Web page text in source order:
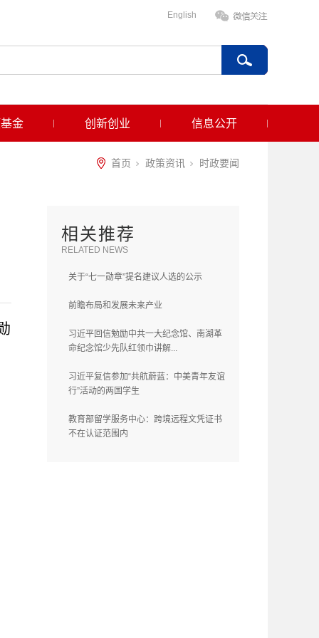
English
金 创新创业 信息公开
首页 政策资讯 时政要闻
相关推荐
RELATED NEWS
关于“七一勋章”提名建议人选的公示
前瞻布局和发展未来产业
习近平回信勉励中共一大纪念馆、南湖革
命纪念馆少先队红领巾讲解...
习近平复信参加“共航蔚蓝：中美青年友谊
行”活动的两国学生
教育部留学服务中心：跨境远程文凭证书
不在认证范围内